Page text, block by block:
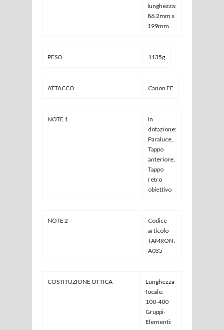
lunghezza:
86.2mm x
199mm
PESO 1135g
ATTACCO Canon EF
NOTE 1
In
dotazione:
Paraluce,
Tappo
anteriore,
Tappo
retro
obiettivo
NOTE 2
Codice
articolo
TAMRON:
A035
COSTITUZIONE OTTICA
Lunghezza
focale:
100-400
Gruppi-
Elementi: